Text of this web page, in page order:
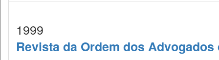
1999
Revista da Ordem dos